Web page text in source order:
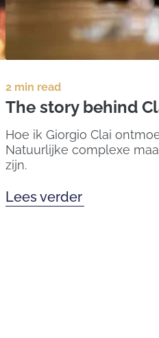
2 min read
The story behind
Hoe ik Giorgio Clai
Natuurlijke complexe
zijn.
Lees verder